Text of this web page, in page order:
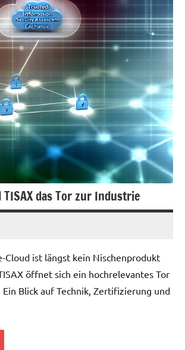
das Tor zur Industrie
Cloud ist längst kein Nischenprodukt
öffnet sich ein hochrelevantes Tor
Blick auf Technik, Zertifizierung und